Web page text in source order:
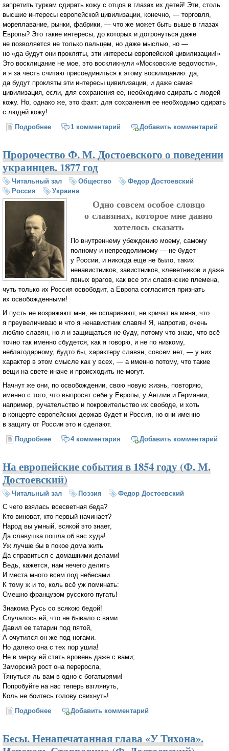
запретить туркам сдирать кожу с отцов в глазах их детей! Эти, столь
высшие интересы европейской цивилизации, конечно, — торговля,
мореплавание, рынки, фабрики, — что же может быть выше в глазах
Европы? Это такие интересы, до которых и дотронуться даже
не позволяется не только пальцем, но даже мыслью, но —
но «да будут они прокляты, эти интересы европейской цивилизации!»
Это восклицание не мое, это воскликнули «Московские ведомости»,
и я за честь считаю присоединиться к этому восклицанию: да,
да будут прокляты эти интересы цивилизации, и даже самая
цивилизация, если, для сохранения ее, необходимо сдирать с людей
кожу. Но, однако же, это факт: для сохранения ее необходимо сдирать
с людей кожу!
Подробнее о «О сдирании кож». Дневник писателя (Ф. М.
1 комментарий Добавить комментарий
Пророчество Ф. М. Достоевского о поведении
украинцев. 1877 год
Читальный зал Общество
Федор Достоевский
Россия
Украина
Одно совсем особое словцо
о славянах, которое мне давно
хотелось сказать
По внутреннему убеждению моему, самому
полному и непреодолимому — не будет
у России, и никогда еще не было, таких
ненавистников, завистников, клеветников и даже
явных врагов, как все эти славянские племена,
чуть только их Россия освободит, а Европа согласится признать
их освобожденными!
И пусть не возражают мне, не оспаривают, не кричат на меня, что
я преувеличиваю и что я ненавистник славян! Я, напротив, очень
люблю славян, но я и защищаться не буду, потому что знаю, что всё
точно так именно сбудется, как я говорю, и не по низкому,
неблагодарному, будто бы, характеру славян, совсем нет, — у них
характер в этом смысле как у всех, — а именно потому, что такие
вещи на свете иначе и происходить не могут.
Начнут же они, по освобождении, свою новую жизнь, повторяю,
именно с того, что выпросят себе у Европы, у Англии и Германии,
например, ручательство и покровительство их свободе, и хоть
в концерте европейских держав будет и Россия, но они именно
в защиту от России это и сделают.
Подробнее о Пророчество Ф. М. Достоевского о поведении
4 комментария Добавить комментарий
На европейские события в 1854 году (Ф. М.
Достоевский)
Читальный зал Поэзия
Федор Достоевский
С чего взялась всесветная беда?
Кто виноват, кто первый начинает?
Народ вы умный, всякой это знает,
Да славушка пошла об вас худа!
Уж лучше бы в покое дома жить
Да справиться с домашними делами!
Ведь, кажется, нам нечего делить
И места много всем под небесами.
К тому ж и то, коль всё уж поминать:
Смешно французом русского пугать!
Знакома Русь со всякою бедой!
Случалось ей, что не бывало с вами.
Давил ее татарин под пятой,
А очутился он же под ногами.
Но далеко она с тех пор ушла!
Не в мерку ей стать вровень даже с вами;
Заморский рост она переросла,
Тянуться ль вам в одно с богатырями!
Попробуйте на нас теперь взглянуть,
Коль не боитесь голову свихнуть!
Подробнее о На европейские события в 1854 году (Ф. М.
Добавить комментарий
Бесы. Ненапечатанная глава «У Тихона».